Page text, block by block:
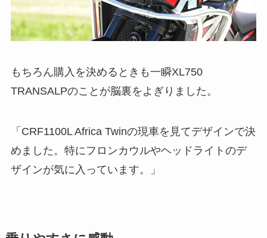
もちろん購入を決めるときも一瞬XL750
TRANSALPのことが脳裏をよぎりました。
「CRF1100L Africa Twinの現車を見てデザインで決
めました。特にフロンカウルやヘッドライトのデ
ザインが気に入っています。」